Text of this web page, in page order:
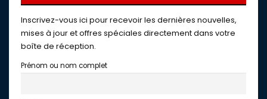
Inscrivez-vous ici pour recevoir les dernières nouvelles,
mises à jour et offres spéciales directement dans votre
boîte de réception.
Prénom ou nom complet